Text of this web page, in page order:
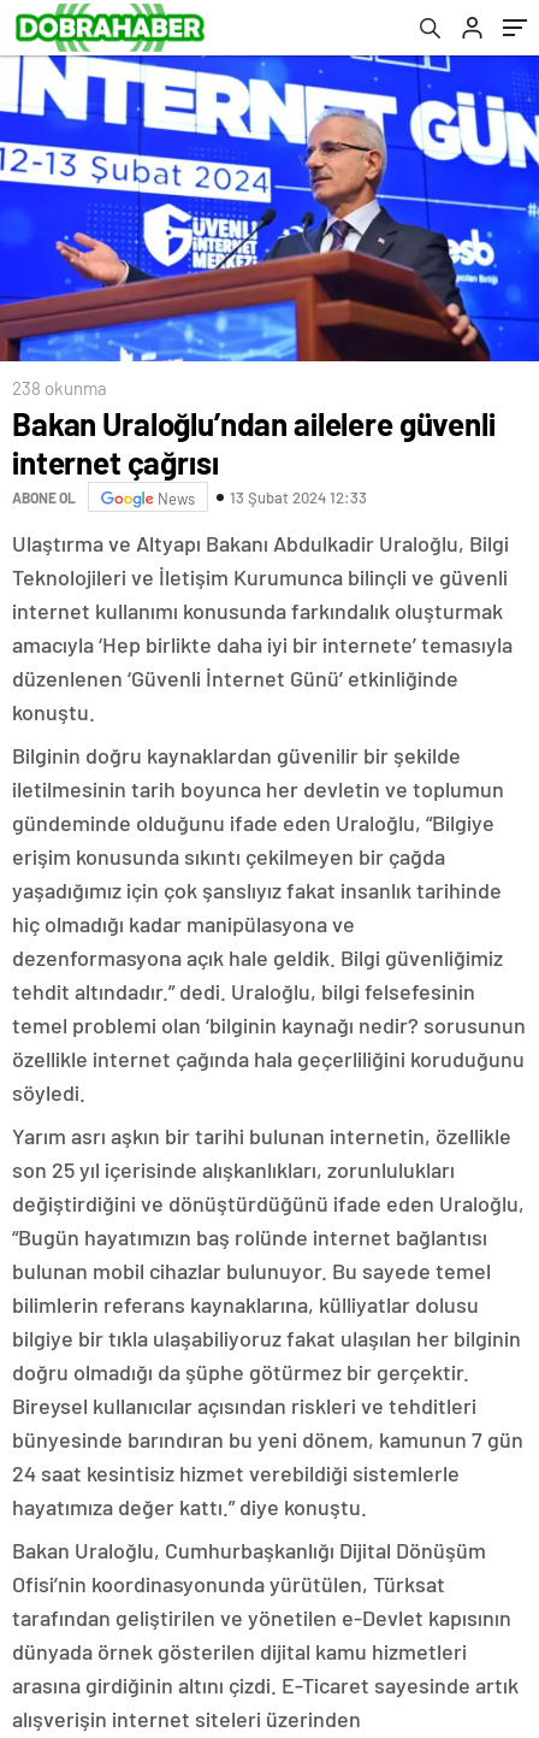
238 okunma
Bakan Uraloğlu’ndan ailelere güvenli
internet çağrısı
ABONE OL News 13 Şubat 2024 12:33
Ulaştırma ve Altyapı Bakanı Abdulkadir Uraloğlu, Bilgi
Teknolojileri ve İletişim Kurumunca bilinçli ve güvenli
internet kullanımı konusunda farkındalık oluşturmak
amacıyla ‘Hep birlikte daha iyi bir internete’ temasıyla
düzenlenen ‘Güvenli İnternet Günü’ etkinliğinde
konuştu.
Bilginin doğru kaynaklardan güvenilir bir şekilde
iletilmesinin tarih boyunca her devletin ve toplumun
gündeminde olduğunu ifade eden Uraloğlu, “Bilgiye
erişim konusunda sıkıntı çekilmeyen bir çağda
yaşadığımız için çok şanslıyız fakat insanlık tarihinde
hiç olmadığı kadar manipülasyona ve
dezenformasyona açık hale geldik. Bilgi güvenliğimiz
tehdit altındadır.” dedi. Uraloğlu, bilgi felsefesinin
temel problemi olan ‘bilginin kaynağı nedir? sorusunun
özellikle internet çağında hala geçerliliğini koruduğunu
söyledi.
Yarım asrı aşkın bir tarihi bulunan internetin, özellikle
son 25 yıl içerisinde alışkanlıkları, zorunlulukları
değiştirdiğini ve dönüştürdüğünü ifade eden Uraloğlu,
“Bugün hayatımızın baş rolünde internet bağlantısı
bulunan mobil cihazlar bulunuyor. Bu sayede temel
bilimlerin referans kaynaklarına, külliyatlar dolusu
bilgiye bir tıkla ulaşabiliyoruz fakat ulaşılan her bilginin
doğru olmadığı da şüphe götürmez bir gerçektir.
Bireysel kullanıcılar açısından riskleri ve tehditleri
bünyesinde barındıran bu yeni dönem, kamunun 7 gün
24 saat kesintisiz hizmet verebildiği sistemlerle
hayatımıza değer kattı.” diye konuştu.
Bakan Uraloğlu, Cumhurbaşkanlığı Dijital Dönüşüm
Ofisi’nin koordinasyonunda yürütülen, Türksat
tarafından geliştirilen ve yönetilen e-Devlet kapısının
dünyada örnek gösterilen dijital kamu hizmetleri
arasına girdiğinin altını çizdi. E-Ticaret sayesinde artık
alışverişin internet siteleri üzerinden